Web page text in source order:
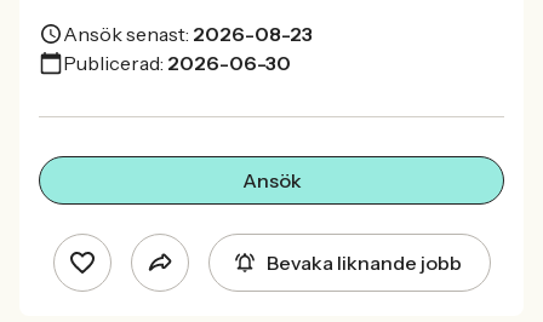
Ansök senast: 2026-08-23
Publicerad: 2026-06-30
Ansök
Bevaka liknande jobb